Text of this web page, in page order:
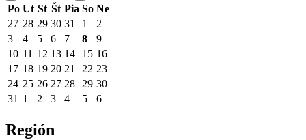
Po Ut St Št Pia So Ne
27 28 29 30 31 1
2
3
4 5 6 7 8
9
10 11 12 13 14 15 16
17 18 19 20 21 22 23
24 25 26 27 28 29 30
31 1 2 3 4 5 6
Región